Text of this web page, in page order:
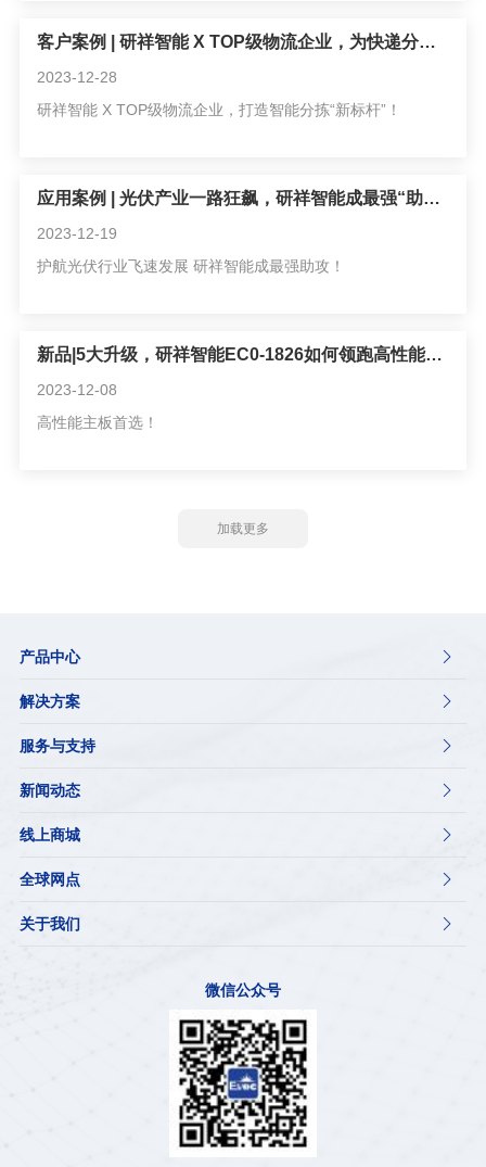
客户案例 | 研祥智能 X TOP级物流企业，为快递分拣“再提速”！
2023-12-28
研祥智能 X TOP级物流企业，打造智能分拣“新标杆”！
应用案例 | 光伏产业一路狂飙，研祥智能成最强“助攻”？
2023-12-19
护航光伏行业飞速发展 研祥智能成最强助攻！
新品|5大升级，研祥智能EC0-1826如何领跑高性能主板？
2023-12-08
高性能主板首选！
加载更多
产品中心 
解决方案 
服务与支持 
新闻动态 
线上商城 
全球网点 
关于我们 
微信公众号